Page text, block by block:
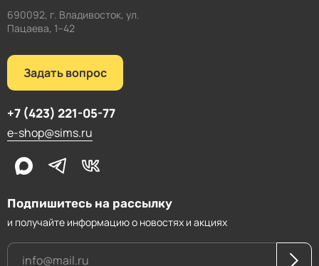
690092, г. Владивосток, ул.
Пацаева, 1–42
Подпишитесь на рассылку
и получайте информацию о новостях и акциях
Задать вопрос
+7 (423) 221-05-77
e-shop@sims.ru